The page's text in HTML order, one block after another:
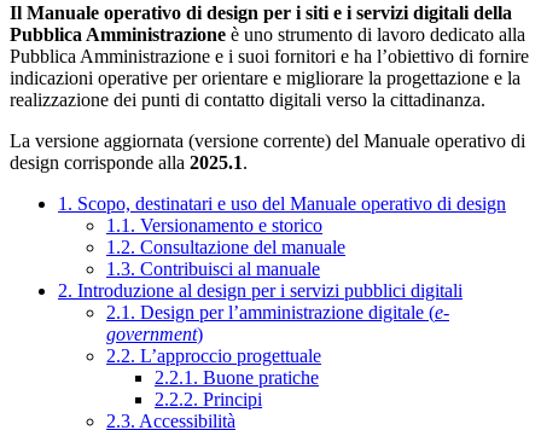
Il Manuale operativo di design per i siti e i servizi digitali della
Pubblica Amministrazione è uno strumento di lavoro dedicato alla
Pubblica Amministrazione e i suoi fornitori e ha l’obiettivo di fornire
indicazioni operative per orientare e migliorare la progettazione e la
realizzazione dei punti di contatto digitali verso la cittadinanza.
La versione aggiornata (versione corrente) del Manuale operativo di
design corrisponde alla 2025.1.
1. Scopo, destinatari e uso del Manuale operativo di design
1.1. Versionamento e storico
1.2. Consultazione del manuale
1.3. Contribuisci al manuale
2. Introduzione al design per i servizi pubblici digitali
2.1. Design per l’amministrazione digitale (e-
government)
2.2. L’approccio progettuale
2.2.1. Buone pratiche
2.2.2. Principi
2.3. Accessibilità